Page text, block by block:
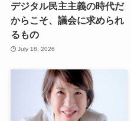
デジタル民主主義の時代だ
からこそ、議会に求められ
るもの
July 18, 2026